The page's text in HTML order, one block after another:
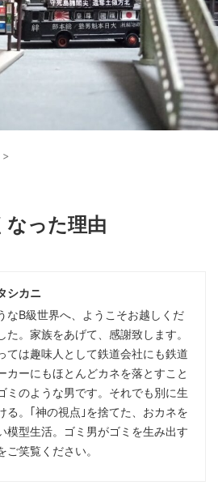
>
なった理由
シカニ
なB級世界へ、ようこそお越しくだ
た。家族をあげて、感謝致します。
ては趣味人として鉄道会社にも鉄道
カーにもほとんどカネを落とすこと
ミのような男です。それでも別に生
る。｢神の視点｣を捨てた、おカネを
模型生活。ゴミ男がゴミを生み出す
ご笑覧ください。